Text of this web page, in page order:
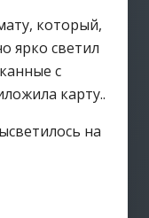
который,
ярко светил
с
карту..
на